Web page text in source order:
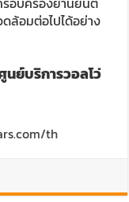
ล้อมต่อไปได้อย่าง
นย์บริการวอลโว่
th